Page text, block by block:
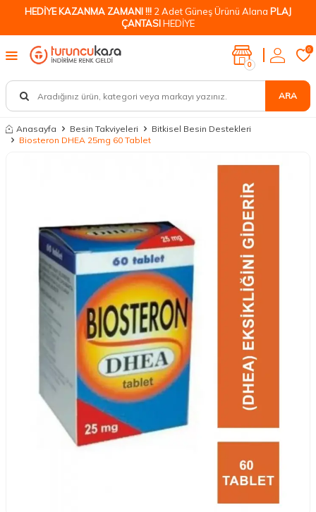
HEDİYE KAZANMA ZAMANI !!! 2 Adet Güneş Ürünü Alana PLAJ
ÇANTASIHEDİYE
ARA
0
0
Anasayfa Besin Takviyeleri
Bitkisel Besin Destekleri
Biosteron DHEA 25mg 60 Tablet